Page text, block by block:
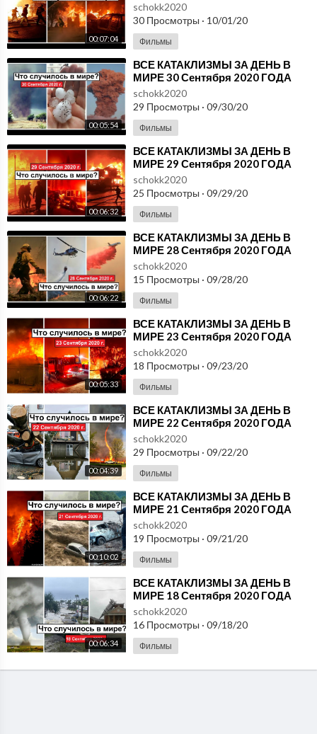
00:07:04
#ДрожьЗемли #Катаклизмы
schokk2020
30 Просмотры · 10/01/20
Фильмы
00:05:54
⁣ВСЕ КАТАКЛИЗМЫ ЗА ДЕНЬ В
МИРЕ 30 Сентября 2020 ГОДА
#ДрожьЗемли #Катаклизмы
schokk2020
29 Просмотры · 09/30/20
Фильмы
00:06:32
⁣ВСЕ КАТАКЛИЗМЫ ЗА ДЕНЬ В
МИРЕ 29 Сентября 2020 ГОДА
#ДрожьЗемли #Катаклизмы
schokk2020
25 Просмотры · 09/29/20
Фильмы
00:06:22
⁣ВСЕ КАТАКЛИЗМЫ ЗА ДЕНЬ В
МИРЕ 28 Сентября 2020 ГОДА
#ДрожьЗемли #Катаклизмы
schokk2020
15 Просмотры · 09/28/20
Фильмы
00:05:33
⁣ВСЕ КАТАКЛИЗМЫ ЗА ДЕНЬ В
МИРЕ 23 Сентября 2020 ГОДА
#ДрожьЗемли #Катаклизмы
schokk2020
18 Просмотры · 09/23/20
Фильмы
00:04:39
⁣ВСЕ КАТАКЛИЗМЫ ЗА ДЕНЬ В
МИРЕ 22 Сентября 2020 ГОДА
#ДрожьЗемли #Катаклизмы
schokk2020
29 Просмотры · 09/22/20
Фильмы
00:10:02
⁣ВСЕ КАТАКЛИЗМЫ ЗА ДЕНЬ В
МИРЕ 21 Сентября 2020 ГОДА
#ДрожьЗемли #Катаклизмы
schokk2020
19 Просмотры · 09/21/20
Фильмы
00:06:34
⁣ВСЕ КАТАКЛИЗМЫ ЗА ДЕНЬ В
МИРЕ 18 Сентября 2020 ГОДА
#ДрожьЗемли #Катаклизмы
schokk2020
16 Просмотры · 09/18/20
Фильмы